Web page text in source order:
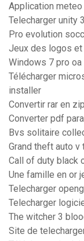
Application
Telecharger unity
Pro evolution
Jeux des logos
Windows 7 pro
Télécharger
installer
Convertir rar en
Converter pdf
Bvs solitaire
Grand theft auto v
Call of duty black
Une famille en or
Telecharger
Telecharger
The witcher 3
Site de